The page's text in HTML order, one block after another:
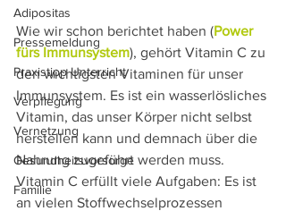
Adipositas
Pressemeldung
Praxistipp Unterricht
Verpflegung
Vernetzung
Gesundheitsvorsorge
Familie
Wie wir schon berichtet haben (Power
fürs Immunsystem), gehört Vitamin C zu
den wichtigsten Vitaminen für unser
Immunsystem. Es ist ein wasserlösliches
Vitamin, das unser Körper nicht selbst
herstellen kann und demnach über die
Nahrung zugeführt werden muss.
Vitamin C erfüllt viele Aufgaben: Es ist
an vielen Stoffwechselprozessen